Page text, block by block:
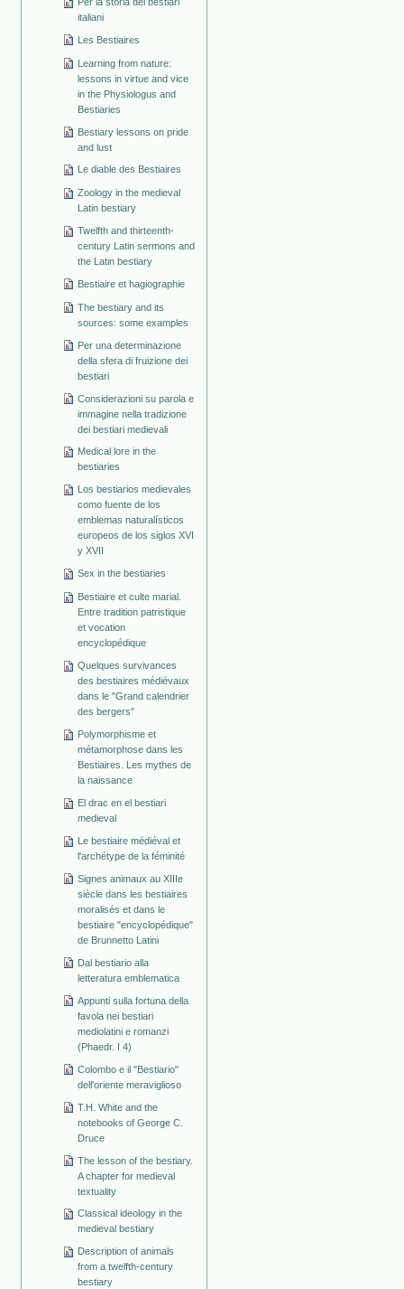
italiani
Les Bestiaires
Learning from nature:
lessons in virtue and vice
in the Physiologus and
Bestiaries
Bestiary lessons on pride
and lust
Le diable des Bestiaires
Zoology in the medieval
Latin bestiary
Twelfth and thirteenth-
century Latin sermons and
the Latin bestiary
Bestiaire et hagiographie
The bestiary and its
sources: some examples
Per una determinazione
della sfera di fruizione dei
bestiari
Considerazioni su parola e
immagine nella tradizione
dei bestiari medievali
Medical lore in the
bestiaries
Los bestiarios medievales
como fuente de los
emblemas naturalísticos
europeos de los siglos XVI
y XVII
Sex in the bestiaries
Bestiaire et culte marial.
Entre tradition patristique
et vocation
encyclopédique
Quelques survivances
des bestiaires médiévaux
dans le "Grand calendrier
des bergers"
Polymorphisme et
métamorphose dans les
Bestiaires. Les mythes de
la naissance
El drac en el bestiari
medieval
Le bestiaire médiéval et
l'archétype de la féminité
Signes animaux au XIIIe
siècle dans les bestiaires
moralisés et dans le
bestiaire "encyclopédique"
de Brunnetto Latini
Dal bestiario alla
letteratura emblematica
Appunti sulla fortuna della
favola nei bestiari
mediolatini e romanzi
(Phaedr. I 4)
Colombo e il "Bestiario"
dell'oriente meraviglioso
T.H. White and the
notebooks of George C.
Druce
The lesson of the bestiary.
A chapter for medieval
textuality
Classical ideology in the
medieval bestiary
Description of animals
from a twelfth-century
bestiary